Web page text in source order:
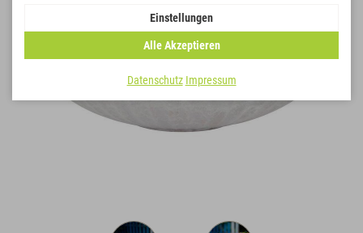
Einstellungen
Alle Akzeptieren
Datenschutz Impressum